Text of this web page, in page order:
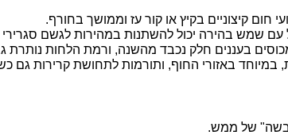
חום קיצוניים בקיץ או קור עז וממושך בחורף.
עם שמש בהירה יכול להשתנות במהירות לגשם
בעננים חלק נכבד מהשנה, ורמת הלחות נותרת
במיוחד באזורי החוף, ותורמות לתחושת קרירות גם
יבשה" של ממש.